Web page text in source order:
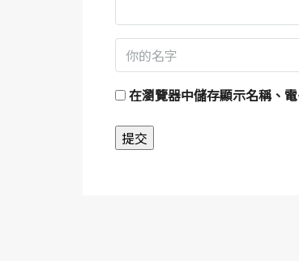
在瀏覽器中儲存顯示名稱、